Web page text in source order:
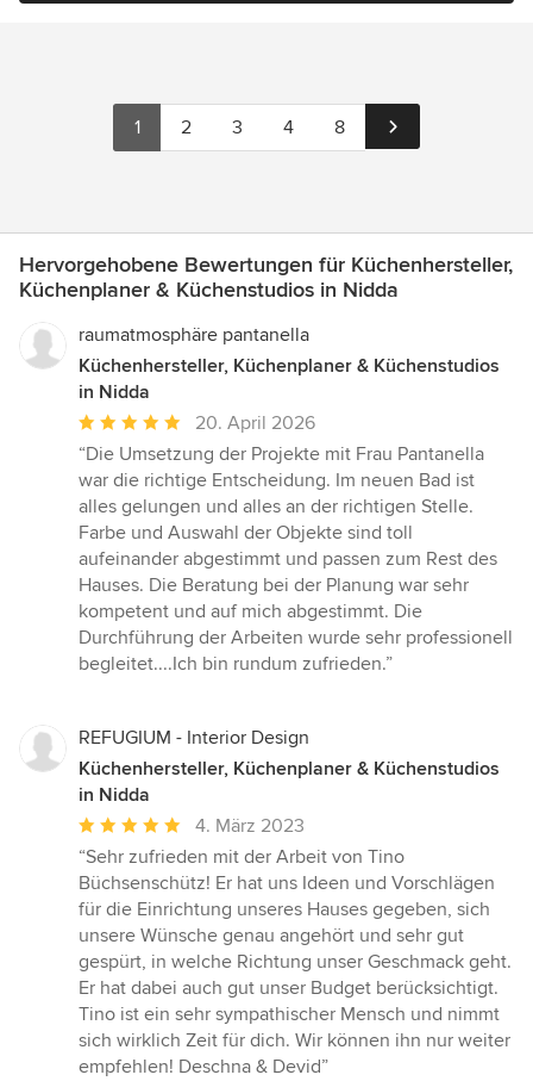
1 2 3 4 8
Hervorgehobene Bewertungen für Küchenhersteller,
Küchenplaner & Küchenstudios in Nidda
raumatmosphäre pantanella
Küchenhersteller, Küchenplaner & Küchenstudios
in Nidda
Durchschnittliche
Bewertung:
5
von
5
Sternen
20. April 2026
“Die Umsetzung der Projekte mit Frau Pantanella
war die richtige Entscheidung. Im neuen Bad ist
alles gelungen und alles an der richtigen Stelle.
Farbe und Auswahl der Objekte sind toll
aufeinander abgestimmt und passen zum Rest des
Hauses. Die Beratung bei der Planung war sehr
kompetent und auf mich abgestimmt. Die
Durchführung der Arbeiten wurde sehr professionell
begleitet....Ich bin rundum zufrieden.”
REFUGIUM - Interior Design
Küchenhersteller, Küchenplaner & Küchenstudios
in Nidda
Durchschnittliche
Bewertung:
5
von
5
Sternen
4. März 2023
“Sehr zufrieden mit der Arbeit von Tino
Büchsenschütz! Er hat uns Ideen und Vorschlägen
für die Einrichtung unseres Hauses gegeben, sich
unsere Wünsche genau angehört und sehr gut
gespürt, in welche Richtung unser Geschmack geht.
Er hat dabei auch gut unser Budget berücksichtigt.
Tino ist ein sehr sympathischer Mensch und nimmt
sich wirklich Zeit für dich. Wir können ihn nur weiter
empfehlen! Deschna & Devid”